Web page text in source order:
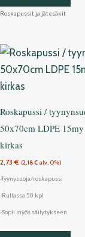
Roskapussit ja jätesäkit
Roskapussi /
50x70cm LDPE
kirkas
2,73€ (2,18€ alv. 0%)
-Tyynysuoja/roskapussi
-Rullassa 50 kpl
-Sopii myös säilytykseen